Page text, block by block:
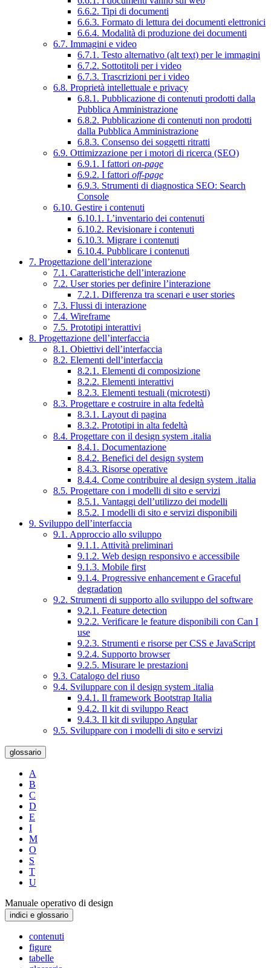
6.6.2. Tipi di documenti
6.6.3. Formato di lettura dei documenti elettronici
6.6.4. Modalità di produzione dei documenti
6.7. Immagini e video
6.7.1. Testo alternativo (alt text) per le immagini
6.7.2. Sottotitoli per i video
6.7.3. Trascrizioni per i video
6.8. Proprietà intellettuale e privacy
6.8.1. Pubblicazione di contenuti prodotti dalla
Pubblica Amministrazione
6.8.2. Pubblicazione di contenuti non prodotti
dalla Pubblica Amministrazione
6.8.3. Consenso dei soggetti ritratti
6.9. Ottimizzazione per i motori di ricerca (SEO)
6.9.1. I fattori on-page
6.9.2. I fattori off-page
6.9.3. Strumenti di diagnostica SEO: Search
Console
6.10. Gestire i contenuti
6.10.1. L’inventario dei contenuti
6.10.2. Revisionare i contenuti
6.10.3. Migrare i contenuti
6.10.4. Pubblicare i contenuti
7. Progettazione dell’interazione
7.1. Caratteristiche dell’interazione
7.2. User stories per definire l’interazione
7.2.1. Differenza tra scenari e user stories
7.3. Flussi di interazione
7.4. Wireframe
7.5. Prototipi interattivi
8. Progettazione dell’interfaccia
8.1. Obiettivi dell’interfaccia
8.2. Elementi dell’interfaccia
8.2.1. Elementi di composizione
8.2.2. Elementi interattivi
8.2.3. Elementi testuali (microtesti)
8.3. Progettare e costruire in alta fedeltà
8.3.1. Layout di pagina
8.3.2. Prototipi in alta fedeltà
8.4. Progettare con il design system .italia
8.4.1. Documentazione
8.4.2. Benefici del design system
8.4.3. Risorse operative
8.4.4. Come contribuire al design system .italia
8.5. Progettare con i modelli di sito e servizi
8.5.1. Vantaggi dell’utilizzo dei modelli
8.5.2. I modelli di sito e servizi disponibili
9. Sviluppo dell’interfaccia
9.1. Approccio allo sviluppo
9.1.1. Attività preliminari
9.1.2. Web design responsivo e accessibile
9.1.3. Mobile first
9.1.4. Progressive enhancement e Graceful
degradation
9.2. Strumenti di supporto allo sviluppo del software
9.2.1. Feature detection
9.2.2. Verificare le feature disponibili con Can I
use
9.2.3. Strumenti e risorse per CSS e JavaScript
9.2.4. Supporto browser
9.2.5. Misurare le prestazioni
9.3. Catalogo del riuso
9.4. Sviluppare con il design system .italia
9.4.1. Il framework Bootstrap Italia
9.4.2. Il kit di sviluppo React
9.4.3. Il kit di sviluppo Angular
9.5. Sviluppare con i modelli di sito e servizi
glossario
A
B
C
D
E
I
M
O
S
T
U
Manuale operativo di design
indici e glossario
contenuti
figure
tabelle